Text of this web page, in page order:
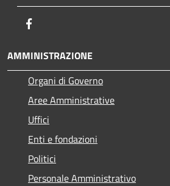
AMMINISTRAZIONE
Organi di Governo
Aree Amministrative
Uffici
Enti e fondazioni
Politici
Personale Amministrativo